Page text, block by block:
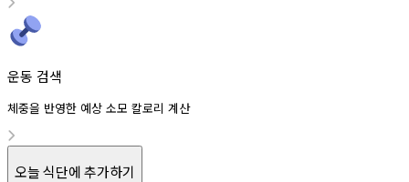
운동 검색
체중을 반영한 예상 소모 칼로리 계산
오늘 식단에 추가하기